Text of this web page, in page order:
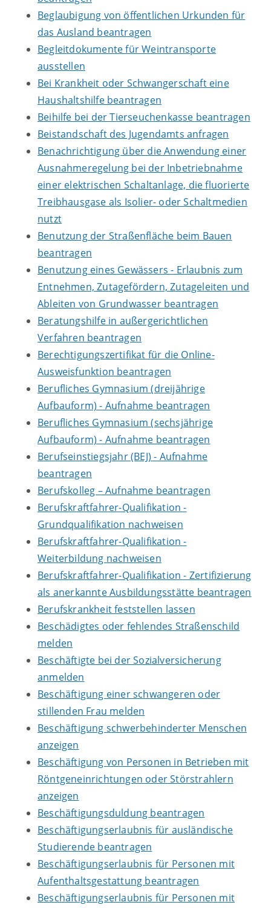
Beglaubigung von öffentlichen Urkunden für
das Ausland beantragen
Begleitdokumente für Weintransporte
ausstellen
Bei Krankheit oder Schwangerschaft eine
Haushaltshilfe beantragen
Beihilfe bei der Tierseuchenkasse beantragen
Beistandschaft des Jugendamts anfragen
Benachrichtigung über die Anwendung einer
Ausnahmeregelung bei der Inbetriebnahme
einer elektrischen Schaltanlage, die fluorierte
Treibhausgase als Isolier- oder Schaltmedien
nutzt
Benutzung der Straßenfläche beim Bauen
beantragen
Benutzung eines Gewässers - Erlaubnis zum
Entnehmen, Zutagefördern, Zutageleiten und
Ableiten von Grundwasser beantragen
Beratungshilfe in außergerichtlichen
Verfahren beantragen
Berechtigungszertifikat für die Online-
Ausweisfunktion beantragen
Berufliches Gymnasium (dreijährige
Aufbauform) - Aufnahme beantragen
Berufliches Gymnasium (sechsjährige
Aufbauform) - Aufnahme beantragen
Berufseinstiegsjahr (BEJ) - Aufnahme
beantragen
Berufskolleg – Aufnahme beantragen
Berufskraftfahrer-Qualifikation -
Grundqualifikation nachweisen
Berufskraftfahrer-Qualifikation -
Weiterbildung nachweisen
Berufskraftfahrer-Qualifikation - Zertifizierung
als anerkannte Ausbildungsstätte beantragen
Berufskrankheit feststellen lassen
Beschädigtes oder fehlendes Straßenschild
melden
Beschäftigte bei der Sozialversicherung
anmelden
Beschäftigung einer schwangeren oder
stillenden Frau melden
Beschäftigung schwerbehinderter Menschen
anzeigen
Beschäftigung von Personen in Betrieben mit
Röntgeneinrichtungen oder Störstrahlern
anzeigen
Beschäftigungsduldung beantragen
Beschäftigungserlaubnis für ausländische
Studierende beantragen
Beschäftigungserlaubnis für Personen mit
Aufenthaltsgestattung beantragen
Beschäftigungserlaubnis für Personen mit